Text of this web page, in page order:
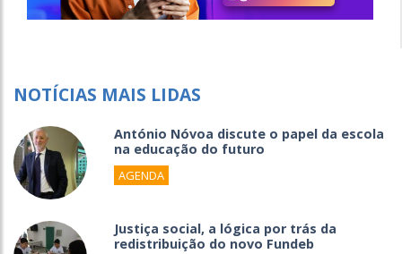
NOTÍCIAS MAIS LIDAS
António Nóvoa discute o papel da escola
na educação do futuro
AGENDA
Justiça social, a lógica por trás da
redistribuição do novo Fundeb